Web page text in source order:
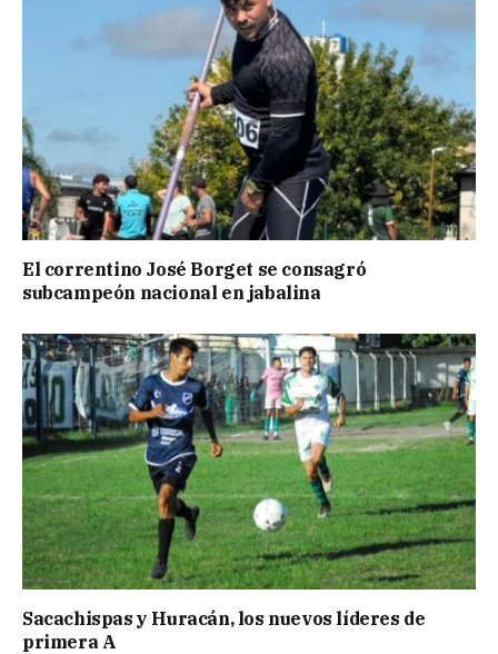
El correntino José Borget se consagró
subcampeón nacional en jabalina
Sacachispas y Huracán, los nuevos líderes de
primera A